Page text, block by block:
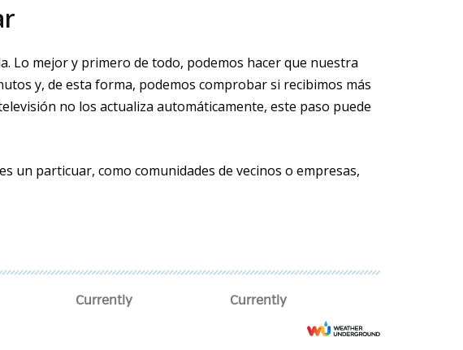
Lo mejor y primero de todo, podemos hacer que nuestra
y, de esta forma, podemos comprobar si recibimos más
no los actualiza automáticamente, este paso puede
un particuar, como comunidades de vecinos o empresas,
Currently Currently